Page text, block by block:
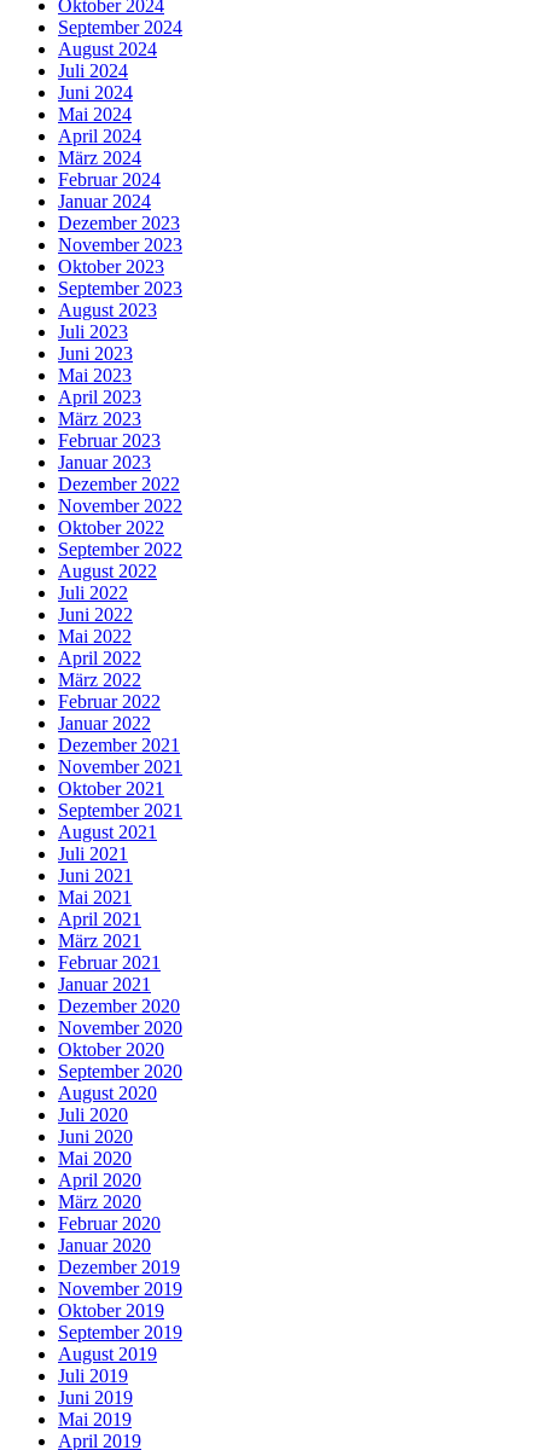
Oktober 2024
September 2024
August 2024
Juli 2024
Juni 2024
Mai 2024
April 2024
März 2024
Februar 2024
Januar 2024
Dezember 2023
November 2023
Oktober 2023
September 2023
August 2023
Juli 2023
Juni 2023
Mai 2023
April 2023
März 2023
Februar 2023
Januar 2023
Dezember 2022
November 2022
Oktober 2022
September 2022
August 2022
Juli 2022
Juni 2022
Mai 2022
April 2022
März 2022
Februar 2022
Januar 2022
Dezember 2021
November 2021
Oktober 2021
September 2021
August 2021
Juli 2021
Juni 2021
Mai 2021
April 2021
März 2021
Februar 2021
Januar 2021
Dezember 2020
November 2020
Oktober 2020
September 2020
August 2020
Juli 2020
Juni 2020
Mai 2020
April 2020
März 2020
Februar 2020
Januar 2020
Dezember 2019
November 2019
Oktober 2019
September 2019
August 2019
Juli 2019
Juni 2019
Mai 2019
April 2019